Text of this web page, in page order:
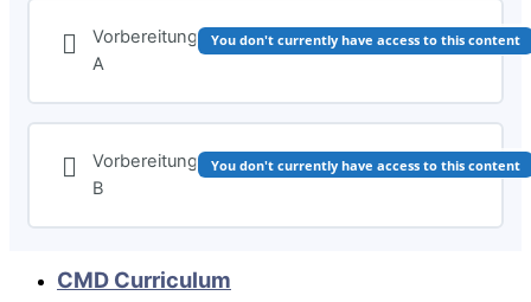
Vorbereitung
A
You don't currently have access to this content
Vorbereitung
B
You don't currently have access to this content
CMD Curriculum